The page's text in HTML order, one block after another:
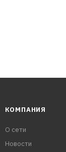
КОМПАНИЯ
О сети
Новости